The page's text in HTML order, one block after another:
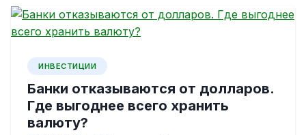
ИНВЕСТИЦИИ
Банки отказываются от долларов.
Где выгоднее всего хранить
валюту?